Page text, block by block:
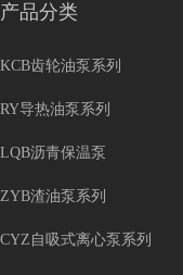
产品分类
KCB齿轮油泵系列
RY导热油泵系列
LQB沥青保温泵
ZYB渣油泵系列
CYZ自吸式离心泵系列